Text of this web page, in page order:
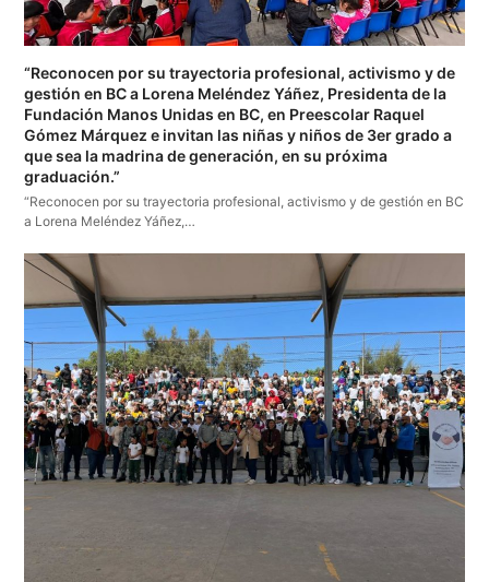
“Reconocen por su trayectoria profesional, activismo y de
gestión en BC a Lorena Meléndez Yáñez, Presidenta de la
Fundación Manos Unidas en BC, en Preescolar Raquel
Gómez Márquez e invitan las niñas y niños de 3er grado a
que sea la madrina de generación, en su próxima
graduación.”
“Reconocen por su trayectoria profesional, activismo y de gestión en BC
a Lorena Meléndez Yáñez,…